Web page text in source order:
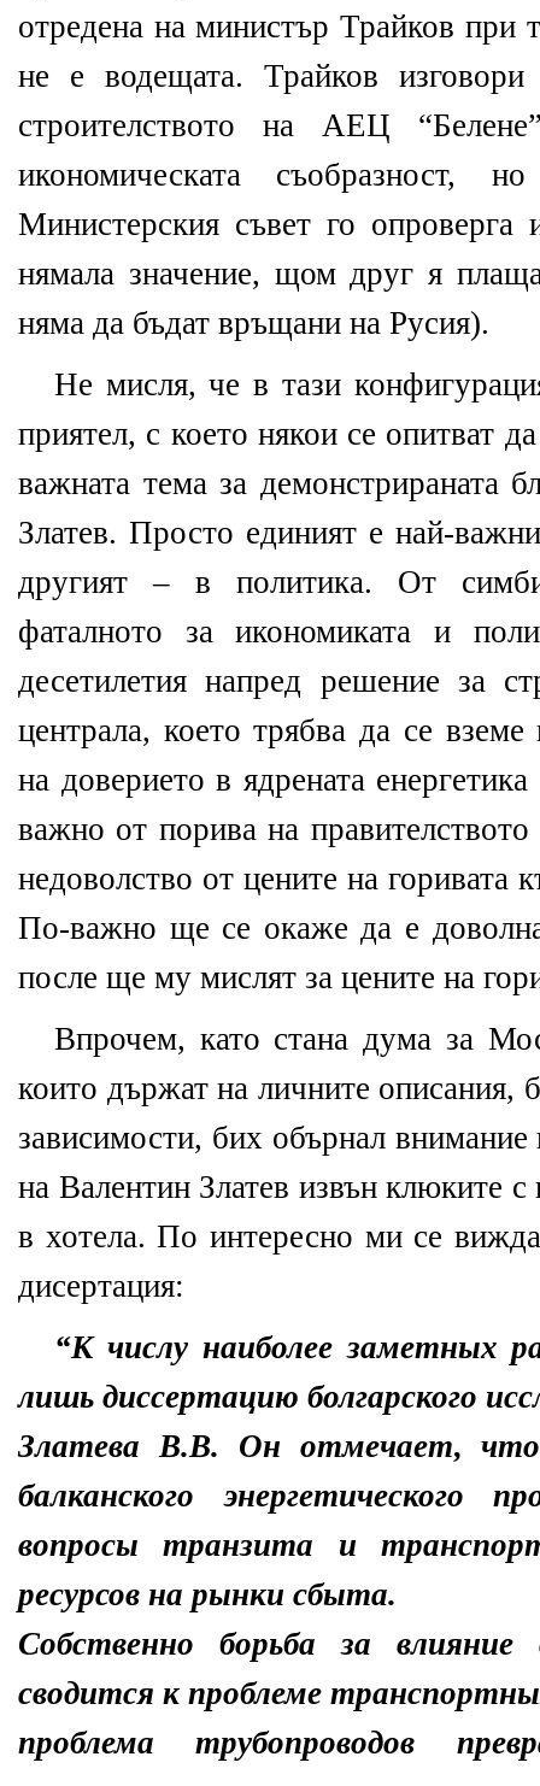
отредена на министър Трайков при
не е водещата. Трайков
строителството на АЕЦ
икономическата съобразност,
Министерския съвет го опроверга
нямала значение, щом друг я
няма да бъдат връщани на Русия).
Не мисля, че в тази
приятел, с което някои се опитват
важната тема за демонстрираната
Златев. Просто единият е най-
другият – в политика. От
фаталното за икономиката и
десетилетия напред решение за
централа, което трябва да се
на доверието в ядрената
важно от порива на
недоволство от цените на горивата
По-важно ще се окаже да е
после ще му мислят за цените на
Впрочем, като стана дума за
които държат на личните описания,
зависимости, бих обърнал
на Валентин Златев извън клюките
в хотела. По интересно ми се
дисертация:
“К числу наиболее заметных
лишь диссертацию болгарского
Златева В.В. Он отмечает,
балканского энергетического
вопросы транзита и
ресурсов на рынки сбыта.
Собственно борьба за влияние
сводится к проблеме
проблема трубопроводов